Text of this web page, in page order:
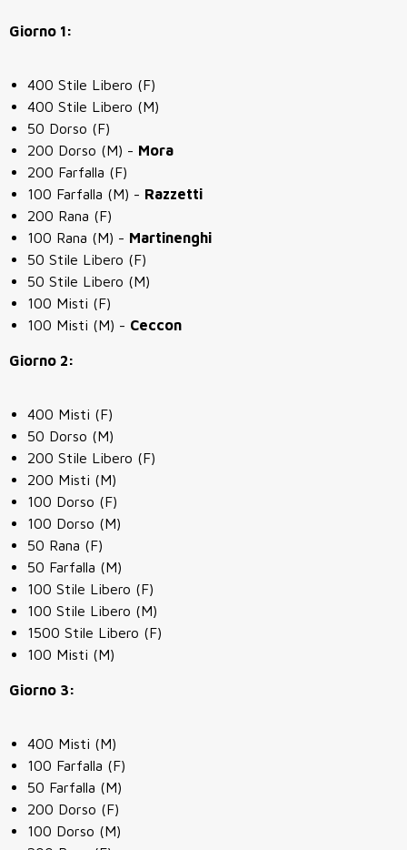
Giorno 1:
400 Stile Libero (F)
400 Stile Libero (M)
50 Dorso (F)
200 Dorso (M) - Mora
200 Farfalla (F)
100 Farfalla (M) - Razzetti
200 Rana (F)
100 Rana (M) - Martinenghi
50 Stile Libero (F)
50 Stile Libero (M)
100 Misti (F)
100 Misti (M) - Ceccon
Giorno 2:
400 Misti (F)
50 Dorso (M)
200 Stile Libero (F)
200 Misti (M)
100 Dorso (F)
100 Dorso (M)
50 Rana (F)
50 Farfalla (M)
100 Stile Libero (F)
100 Stile Libero (M)
1500 Stile Libero (F)
100 Misti (M)
Giorno 3:
400 Misti (M)
100 Farfalla (F)
50 Farfalla (M)
200 Dorso (F)
100 Dorso (M)